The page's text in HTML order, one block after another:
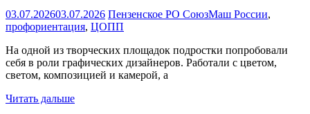
03.07.202603.07.2026 Пензенское РО СоюзМаш России,
профориентация, ЦОПП
На одной из творческих площадок подростки попробовали
себя в роли графических дизайнеров. Работали с цветом,
светом, композицией и камерой, а
Читать дальше